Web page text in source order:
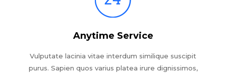
Anytime Service
Vulputate lacinia vitae interdum similique suscipit
purus. Sapien quos varius platea irure dignissimos,